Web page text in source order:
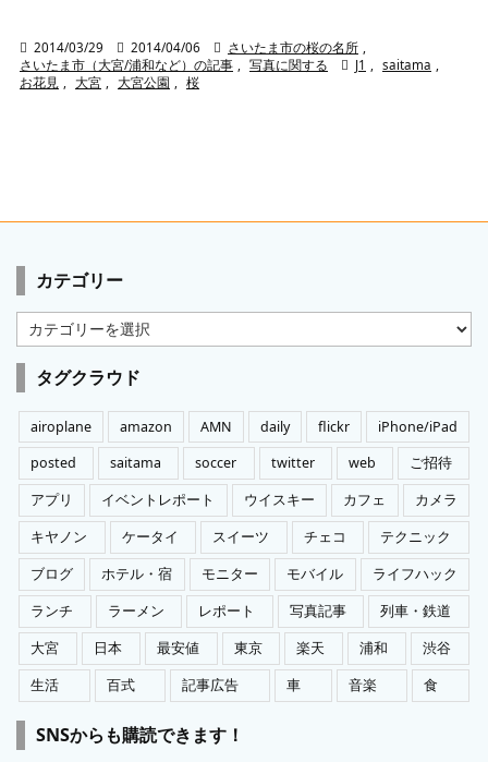
 2014/03/29  2014/04/06  さいたま市の桜の名所
さいたま市（大宮/浦和など）の記事
写真に関する  J1 saitama
お花見
大宮 大宮公園 桜
カテゴリー
テ
ゴ
ー
タグクラウド
airoplane amazon AMN daily flickr
iPhone/iPad
posted
saitama soccer twitter web
ご招待
アプリ
イベントレポート ウイスキー カフェ
カメラ
キヤノン
ケータイ スイーツ チェコ
テクニック
ブログ
ホテル・宿 モニター モバイル
ライフハック
ランチ
ラーメン レポート 写真記事
列車・鉄道
大宮
日本 最安値 東京 楽天 浦和
渋谷
生活
百式 記事広告 車 音楽 食
SNSからも購読できます！